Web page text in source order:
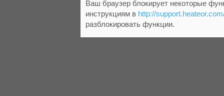
Ваш браузер блокирует некоторые
инструкциям в http://
разблокировать функции.